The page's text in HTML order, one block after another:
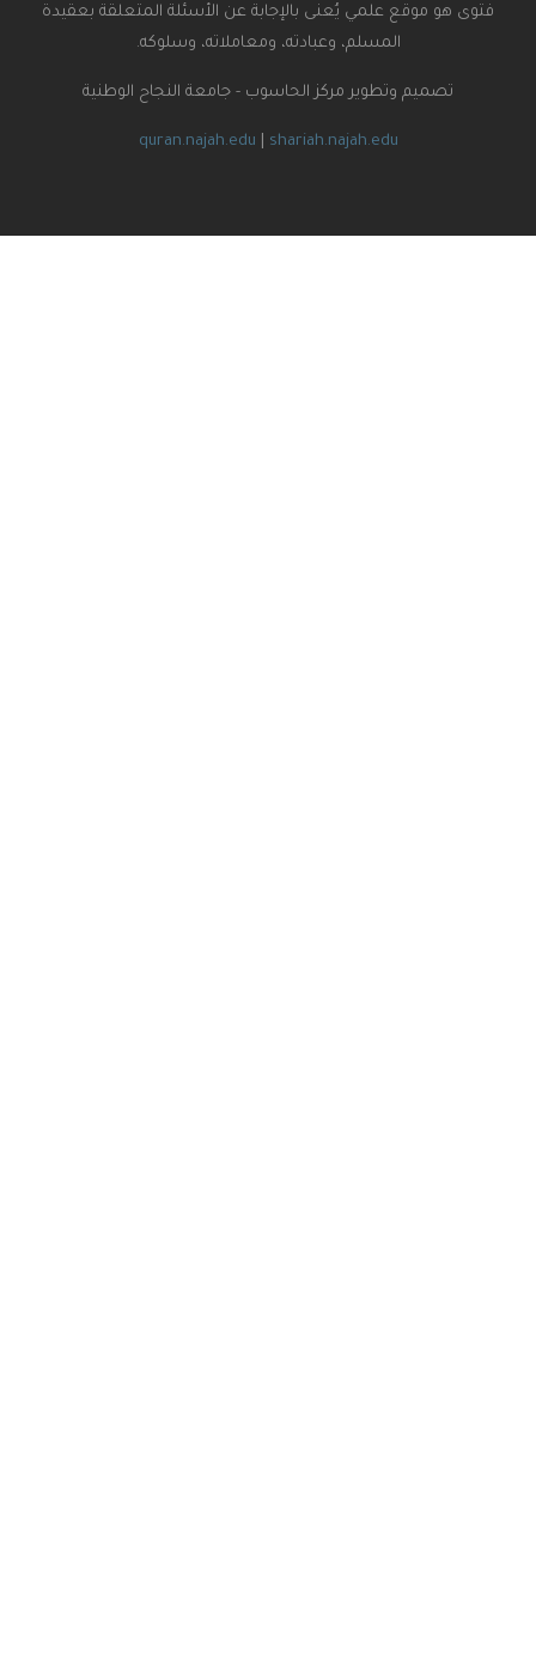
هو موقع علمي يُعنى بالإجابة عن الأسئلة المتعلقة بعقيدة
المسلم، وعبادته، ومعاملاته، وسلوكه.
تصميم وتطوير مركز الحاسوب - جامعة النجاح الوطنية
quran.najah.edu|shariah.najah.edu